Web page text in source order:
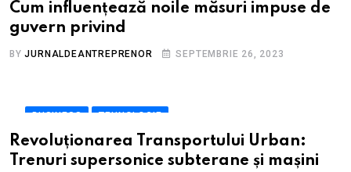
Cum influențează noile măsuri impuse de
guvern privind
BYJURNALDEANTREPRENOR SEPTEMBRIE 26, 2023
BUSINESS TEHNOLOGIE
Revoluționarea Transportului Urban:
Trenuri supersonice subterane și mașini